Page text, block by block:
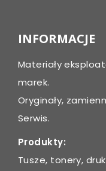
INFORMACJE
Materiały
marek.
Oryginały,
Serwis.
Produkty:
Tusze, tonery,